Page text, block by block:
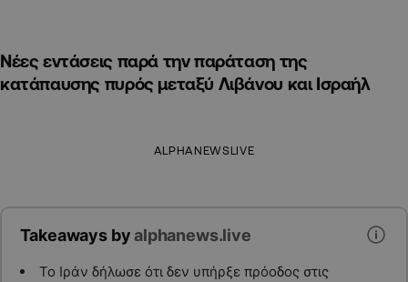
Νέες εντάσεις παρά την παράταση της
κατάπαυσης πυρός μεταξύ Λιβάνου και Ισραήλ
ALPHANEWSLIVE
Takeaways byalphanews.live
Το Ιράν δήλωσε ότι δεν υπήρξε πρόοδος στις